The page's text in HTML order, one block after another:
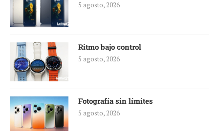
5 agosto, 2026
Ritmo bajo control
5 agosto, 2026
Fotografía sin límites
5 agosto, 2026